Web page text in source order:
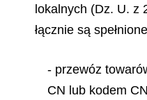
lokalnych (Dz. U. z
łącznie są
- przewóz
CN lub kodem